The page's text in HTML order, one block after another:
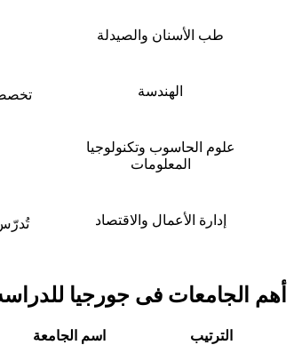
طب الأسنان والصيدلة
الهندسة
علوم الحاسوب وتكنولوجيا
المعلومات
إدارة الأعمال والاقتصاد
أهم الجامعات فى جورجيا للدراسه
الترتيب اسم الجامعة